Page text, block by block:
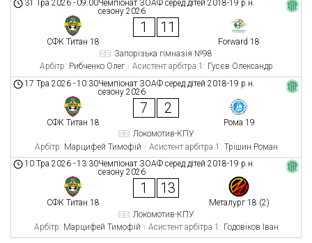
Чемпіонат ЗОАФ серед дітей 2018-19 р.н.
сезону 2026
31 Тра 2026 - 09:00
СФК Титан 18
1 11
Forward 18
Запорізька гімназія №98
Арбітр: Рибченко Олег Асистент арбітра 1: Гусєв Олександр
Чемпіонат ЗОАФ серед дітей 2018-19 р.н.
сезону 2026
17 Тра 2026 -10:30
СФК Титан 18
7 2
Рома 19
Локомотив-КПУ
Арбітр: Марцифей Тимофій Асистент арбітра 1: Трішин Роман
Чемпіонат ЗОАФ серед дітей 2018-19 р.н.
сезону 2026
10 Тра 2026 -13:30
СФК Титан 18
1 13
Металург 18 (2)
Локомотив-КПУ
Арбітр: Марцифей Тимофій Асистент арбітра 1: Годовіков Іван